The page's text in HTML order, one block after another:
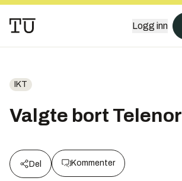
Logg inn
IKT
Valgte bort Telenor
Del Kommenter